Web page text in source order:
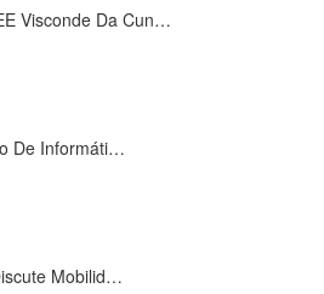
Visconde Da Cun…
De Informáti…
Mobilid…